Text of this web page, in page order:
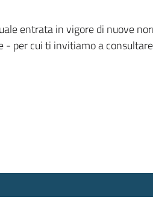
entrata in vigore di nuove
per cui ti invitiamo a